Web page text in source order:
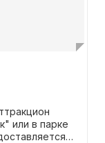
или в парке